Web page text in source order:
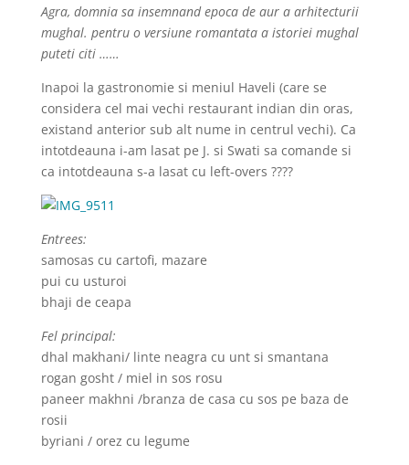
Agra, domnia sa insemnand epoca de aur a arhitecturii
mughal. pentru o versiune romantata a istoriei mughal
puteti citi ……
Inapoi la gastronomie si meniul Haveli (care se
considera cel mai vechi restaurant indian din oras,
existand anterior sub alt nume in centrul vechi). Ca
intotdeauna i-am lasat pe J. si Swati sa comande si
ca intotdeauna s-a lasat cu left-overs ????
Entrees:
samosas cu cartofi, mazare
pui cu usturoi
bhaji de ceapa
Fel principal:
dhal makhani/ linte neagra cu unt si smantana
rogan gosht / miel in sos rosu
paneer makhni /branza de casa cu sos pe baza de
rosii
byriani / orez cu legume